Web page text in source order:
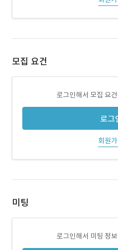
모집 요건
로그인해서 모집 요
로그
회원
미팅
로그인해서 미팅 정